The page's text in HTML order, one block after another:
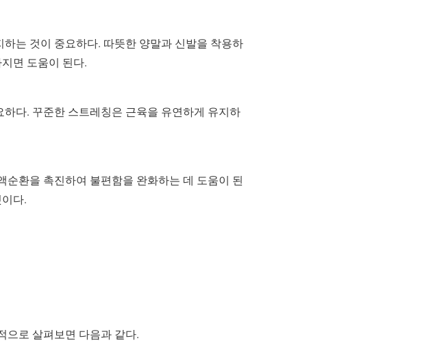
는 것이 중요하다. 따뜻한 양말과 신발을 착용하
면 도움이 된다.
다. 꾸준한 스트레칭은 근육을 유연하게 유지하
환을 촉진하여 불편함을 완화하는 데 도움이 된
다.
으로 살펴보면 다음과 같다.